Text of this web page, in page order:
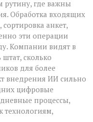
рутину, где важны
Обработка входящих
анкет,
эти операции
Компании видят в
штат, сколько
для более
внедрения ИИ сильно
цифровые
процессы,
технологиям,